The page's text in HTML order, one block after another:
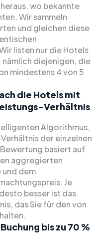
wo bekannte
Wir sammeln
und gleichen diese
listen nur die Hotels
nämlich diejenigen, die
mindestens 4 von 5
die Hotels mit
Verhältnis
Algorithmus,
der einzelnen
basiert auf
aggregierten
und dem
Je
besser ist das
das Sie für den von
bis zu 70 %